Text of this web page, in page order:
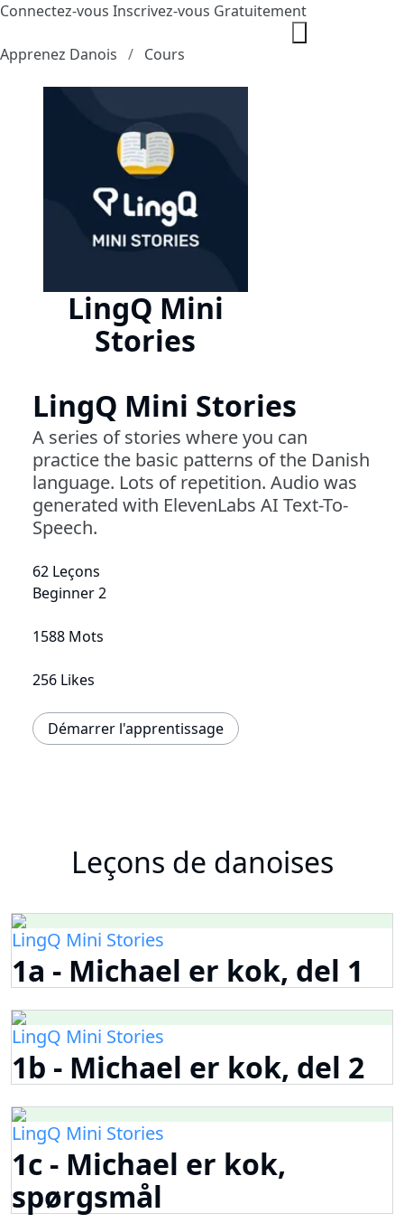
Connectez-vous Inscrivez-vous Gratuitement
Apprenez Danois Cours
LingQ Mini
Stories
LingQ Mini Stories
A series of stories where you can
practice the basic patterns of the Danish
language. Lots of repetition. Audio was
generated with ElevenLabs AI Text-To-
Speech.
62 Leçons
Beginner 2
1588 Mots
256 Likes
Démarrer l'apprentissage
Leçons de danoises
LingQ Mini Stories
1a - Michael er kok, del 1
LingQ Mini Stories
1b - Michael er kok, del 2
LingQ Mini Stories
1c - Michael er kok,
spørgsmål